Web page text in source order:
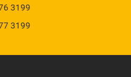
3199
3199